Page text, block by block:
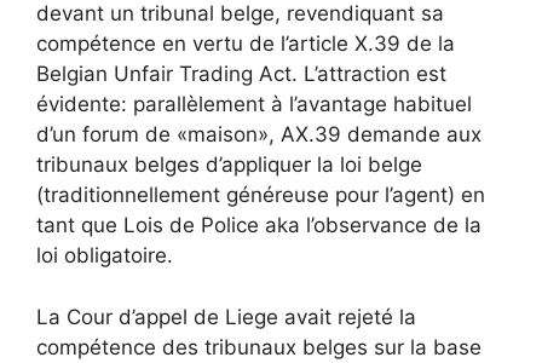
devant un tribunal belge, revendiquant sa
compétence en vertu de l’article X.39 de la
Belgian Unfair Trading Act. L’attraction est
évidente: parallèlement à l’avantage habituel
d’un forum de «maison», AX.39 demande aux
tribunaux belges d’appliquer la loi belge
(traditionnellement généreuse pour l’agent) en
tant que Lois de Police aka l’observance de la
loi obligatoire.
La Cour d’appel de Liege avait rejeté la
compétence des tribunaux belges sur la base